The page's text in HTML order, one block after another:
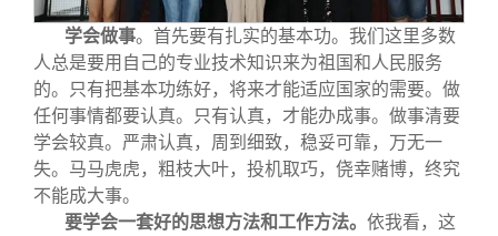
学会做事。首先要有扎实的基本功。我们这里多数
人总是要用自己的专业技术知识来为祖国和人民服务
的。只有把基本功练好，将来才能适应国家的需要。做
任何事情都要认真。只有认真，才能办成事。做事清要
学会较真。严肃认真，周到细致，稳妥可靠，万无一
失。马马虎虎，粗枝大叶，投机取巧，侥幸赌博，终究
不能成大事。
要学会一套好的思想方法和工作方法。 依我看，这